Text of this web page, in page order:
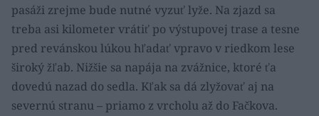
pasáži zrejme bude nutné vyzuť lyže. Na zjazd sa
treba asi kilometer vrátiť po výstupovej trase a tesne
pred revánskou lúkou hľadať vpravo v riedkom lese
široký žľab. Nižšie sa napája na zvážnice, ktoré ťa
dovedú nazad do sedla. Kľak sa dá zlyžovať aj na
severnú stranu – priamo z vrcholu až do Fačkova.